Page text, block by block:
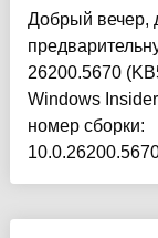
Добрый вечер,
26200.5670
Windows
номер сборки: